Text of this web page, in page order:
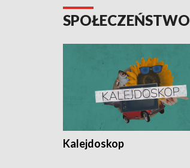
SPOŁECZEŃSTWO
Kalejdoskop